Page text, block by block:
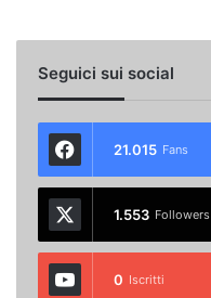
Seguici sui social
21.015 Fans
1.553 Followers
0 Iscritti